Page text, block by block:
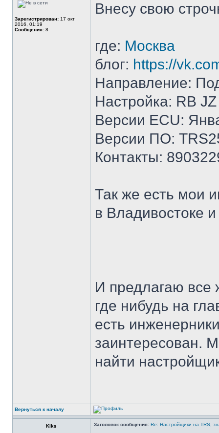
Зарегистрирован: 17 окт
2016, 01:19
Сообщения: 8
Внесу свою
где: Москва
блог: https://
Направление:
Настройка: RB
Версии ECU:
Версии ПО:
Контакты:
Так же есть мои
в Владивостоке
И предлагаю все
где нибудь на
есть
заинтересован.
найти
Вернуться к началу
Kiks Заголовок сообщения: Re: Настройщики на TRS,